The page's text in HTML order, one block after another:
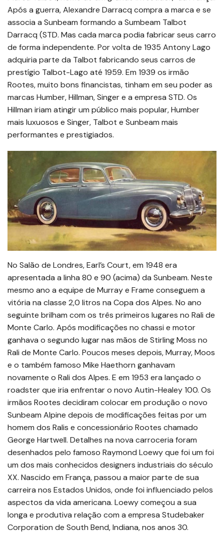
Após a guerra, Alexandre Darracq compra a marca e se
associa a Sunbeam formando a Sumbeam Talbot
Darracq (STD. Mas cada marca podia fabricar seus carro
de forma independente. Por volta de 1935 Antony Lago
adquiria parte da Talbot fabricando seus carros de
prestígio Talbot-Lago até 1959. Em 1939 os irmão
Rootes, muito bons financistas, tinham em seu poder as
marcas Humber, Hillman, Singer e a empresa STD. Os
Hillman iriam atingir um público mais popular, Humber
mais luxuosos e Singer, Talbot e Sunbeam mais
performantes e prestigiados.
No Salão de Londres, Earl’s Court, em 1948 era
apresentada a linha 80 e 90 (acima) da Sunbeam. Neste
mesmo ano a equipe de Murray e Frame conseguem a
vitória na classe 2,0 litros na Copa dos Alpes. No ano
seguinte brilham com os três primeiros lugares no Rali de
Monte Carlo. Após modificações no chassi e motor
ganhava o segundo lugar nas mãos de Stirling Moss no
Rali de Monte Carlo. Poucos meses depois, Murray, Moos
e o também famoso Mike Haethorn ganhavam
novamente o Rali dos Alpes. E em 1953 era lançado o
roadster que iria enfrentar o novo Autin-Healey 100. Os
irmãos Rootes decidiram colocar em produção o novo
Sunbeam Alpine depois de modificações feitas por um
homem dos Ralis e concessionário Rootes chamado
George Hartwell. Detalhes na nova carroceria foram
desenhados pelo famoso Raymond Loewy que foi um foi
um dos mais conhecidos designers industriais do século
XX. Nascido em França, passou a maior parte de sua
carreira nos Estados Unidos, onde foi influenciado pelos
aspectos da vida americana. Loewy começou a sua
longa e produtiva relação com a empresa Studebaker
Corporation de South Bend, Indiana, nos anos 30.